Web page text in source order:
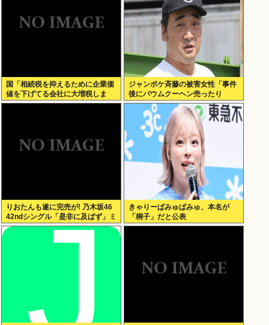
国「相続税を抑えるために企業価
値を下げてる会社に大増税しま
す。低PBRの会社は大増税を覚悟
ジャンポケ斉藤の被害女性「事件
後にバウムクーヘン売ったり
TikTokライブしててムカついた」
りおたんも遂に完売が! 乃木坂46
42ndシングル「是非に及ばず」ミ
ーグリ 8次完売表がこちら!
きゃりーぱみゅぱみゅ、本名が
「桐子」だと公表